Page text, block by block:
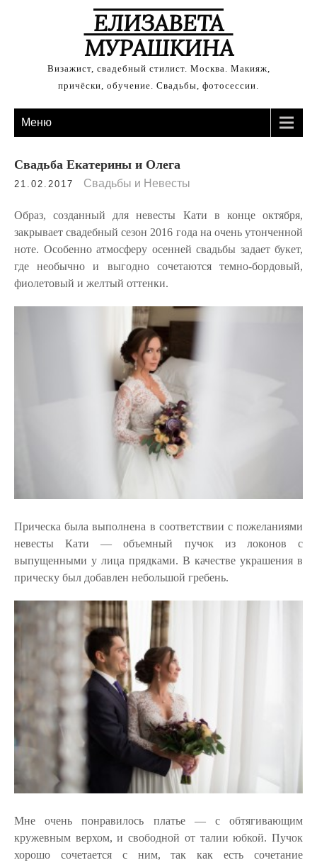
ЕЛИЗАВЕТА
МУРАШКИНА
Визажист, свадебный стилист. Москва. Макияж,
причёски, обучение. Свадьбы, фотосессии.
Меню
Свадьба Екатерины и Олега
21.02.2017 Свадьбы и Невесты
Образ, созданный для невесты Кати в конце октября,
закрывает свадебный сезон 2016 года на очень утонченной
ноте. Особенно атмосферу осенней свадьбы задает букет,
где необычно и выгодно сочетаются темно-бордовый,
фиолетовый и желтый оттенки.
Прическа была выполнена в соответствии с пожеланиями
невесты Кати — объемный пучок из локонов с
выпущенными у лица прядками. В качестве украшения в
прическу был добавлен небольшой гребень.
Мне очень понравилось платье — с обтягивающим
кружевным верхом, и свободной от талии юбкой. Пучок
хорошо сочетается с ним, так как есть сочетание